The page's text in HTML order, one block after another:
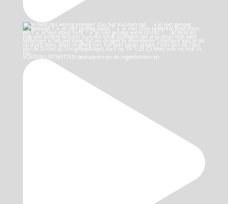
VOEDINGSETIKETTEN bestuderen en de ingrediënten an